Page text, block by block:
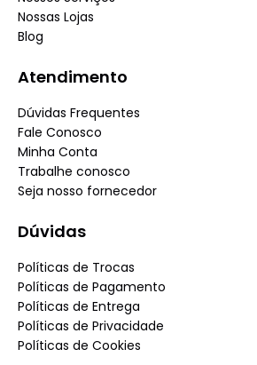
Nossas Lojas
Blog
Atendimento
Dúvidas Frequentes
Fale Conosco
Minha Conta
Trabalhe conosco
Seja nosso fornecedor
Dúvidas
Políticas de Trocas
Políticas de Pagamento
Políticas de Entrega
Políticas de Privacidade
Políticas de Cookies